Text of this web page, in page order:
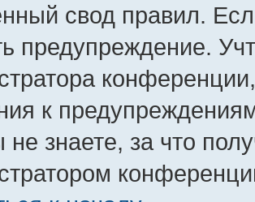
свод правил.
предупреждение.
к
не знаете, за что